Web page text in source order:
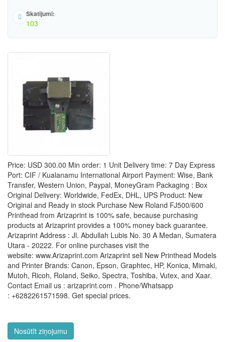
Skatījumi:
103
Price: USD 300.00 Min order: 1 Unit Delivery time: 7 Day Express
Port: CIF / Kualanamu International Airport Payment: Wise, Bank
Transfer, Western Union, Paypal, MoneyGram Packaging : Box
Original Delivery: Worldwide, FedEx, DHL, UPS Product: New
Original and Ready in stock Purchase New Roland FJ500/600
Printhead from Arizaprint is 100% safe, because purchasing
products at Arizaprint provides a 100% money back guarantee.
Arizaprint Address : Jl. Abdullah Lubis No. 30 A Medan, Sumatera
Utara - 20222. For online purchases visit the
website: www.Arizaprint.com Arizaprint sell New Printhead Models
and Printer Brands: Canon, Epson, Graphtec, HP, Konica, Mimaki,
Mutoh, Ricoh, Roland, Seiko, Spectra, Toshiba, Vutex, and Xaar.
Contact Email us : arizaprint.com . Phone/Whatsapp
: +6282261571598. Get special prices.
Nosūtīt ziņojumu